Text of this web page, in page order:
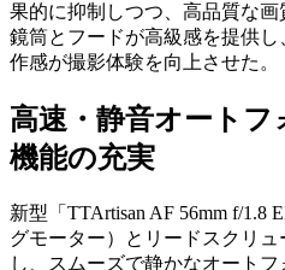
果的に抑制しつつ、高品質な
鏡筒とフードが高級感を提供
作感が撮影体験を向上させた。
高速・静音オート
機能の充実
新型「TTArtisan AF 56mm f/1.8
グモーター）とリードスクリ
し、スムーズで静かなオート